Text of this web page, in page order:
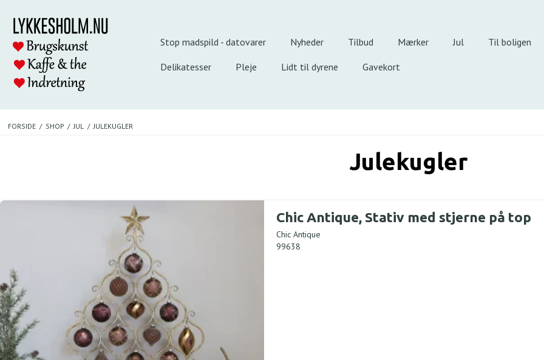
Stop madspild - datovarer Nyheder Tilbud Mærker Jul Til boligen
Delikatesser Pleje Lidt til dyrene Gavekort
FORSIDE / SHOP / JUL / JULEKUGLER
Julekugler
Chic Antique, Stativ med stjerne på top
Chic Antique
99638